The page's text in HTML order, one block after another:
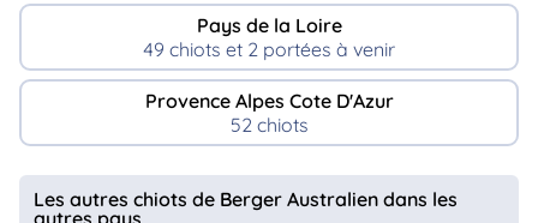
Pays de la Loire
49 chiots et 2 portées à venir
Provence Alpes Cote D'Azur
52 chiots
Les autres chiots de Berger Australien dans les
autres pays